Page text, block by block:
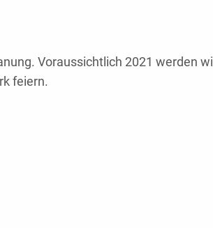
Voraussichtlich 2021 werden
feiern.